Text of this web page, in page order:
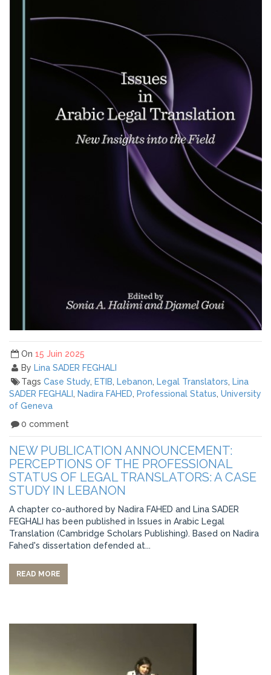
On 15 Juin 2025
By Lina SADER FEGHALI
Tags Case Study, ETIB, Lebanon, Legal Translators, Lina
SADER FEGHALI, Nadira FAHED, Professional Status, University
of Geneva
0 comment
NEW PUBLICATION ANNOUNCEMENT:
PERCEPTIONS OF THE PROFESSIONAL
STATUS OF LEGAL TRANSLATORS: A CASE
STUDY IN LEBANON
A chapter co-authored by Nadira FAHED and Lina SADER
FEGHALI has been published in Issues in Arabic Legal
Translation (Cambridge Scholars Publishing). Based on Nadira
Fahed's dissertation defended at...
READ MORE